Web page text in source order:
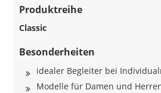
Produktreihe
Classic
Besonderheiten
idealer Begleiter bei
Modelle für Damen und